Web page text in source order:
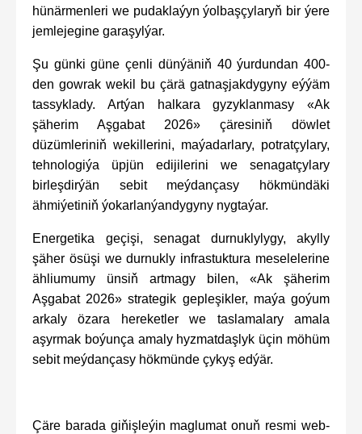
hünärmenleri we pudaklaýyn ýolbaşçylaryň bir ýere
jemlejegine garaşylýar.
Şu günki güne çenli dünýäniň 40 ýurdundan 400-
den gowrak wekil bu çärä gatnaşjakdygyny eýýäm
tassyklady. Artýan halkara gyzyklanmasy «Ak
şäherim Aşgabat 2026» çäresiniň döwlet
düzümleriniň wekillerini, maýadarlary, potratçylary,
tehnologiýa üpjün edijilerini we senagatçylary
birleşdirýän sebit meýdançasy hökmündäki
ähmiýetiniň ýokarlanýandygyny nygtaýar.
Energetika geçişi, senagat durnuklylygy, akylly
şäher ösüşi we durnukly infrastuktura meselelerine
ähliumumy ünsiň artmagy bilen, «Ak şäherim
Aşgabat 2026» strategik gepleşikler, maýa goýum
arkaly özara hereketler we taslamalary amala
aşyrmak boýunça amaly hyzmatdaşlyk üçin möhüm
sebit meýdançasy hökmünde çykyş edýär.
Çäre barada giňişleýin maglumat onuň resmi web-